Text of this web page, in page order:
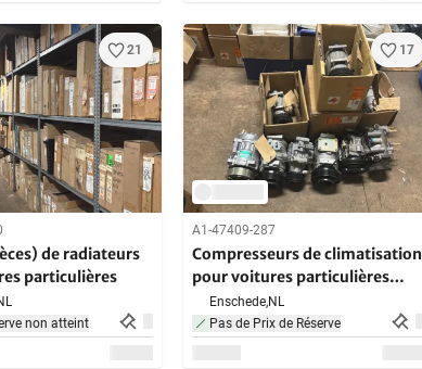
21
de radiateurs
particulières
non atteint
17
A1-47409-287
Compresseurs de climatisation
pour voitures particulières
(10x)
Enschede,NL
Pas de Prix de Réserve